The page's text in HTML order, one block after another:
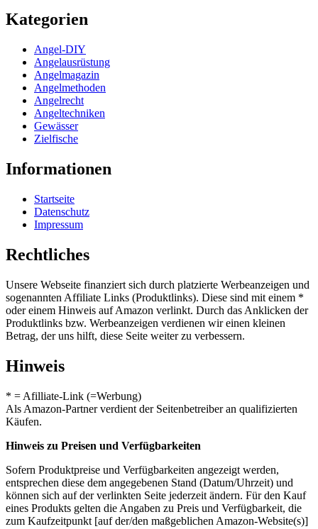
Kategorien
Angel-DIY
Angelausrüstung
Angelmagazin
Angelmethoden
Angelrecht
Angeltechniken
Gewässer
Zielfische
Informationen
Startseite
Datenschutz
Impressum
Rechtliches
Unsere Webseite finanziert sich durch platzierte Werbeanzeigen und
sogenannten Affiliate Links (Produktlinks). Diese sind mit einem *
oder einem Hinweis auf Amazon verlinkt. Durch das Anklicken der
Produktlinks bzw. Werbeanzeigen verdienen wir einen kleinen
Betrag, der uns hilft, diese Seite weiter zu verbessern.
Hinweis
* = Afilliate-Link (=Werbung)
Als Amazon-Partner verdient der Seitenbetreiber an qualifizierten
Käufen.
Hinweis zu Preisen und Verfügbarkeiten
Sofern Produktpreise und Verfügbarkeiten angezeigt werden,
entsprechen diese dem angegebenen Stand (Datum/Uhrzeit) und
können sich auf der verlinkten Seite jederzeit ändern. Für den Kauf
eines Produkts gelten die Angaben zu Preis und Verfügbarkeit, die
zum Kaufzeitpunkt [auf der/den maßgeblichen Amazon-Website(s)]